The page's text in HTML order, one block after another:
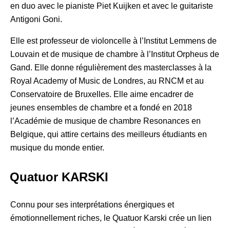
en duo avec le pianiste Piet Kuijken et avec le guitariste
Antigoni Goni.
Elle est professeur de violoncelle à l’Institut Lemmens de
Louvain et de musique de chambre à l’Institut Orpheus de
Gand. Elle donne régulièrement des masterclasses à la
Royal Academy of Music de Londres, au RNCM et au
Conservatoire de Bruxelles. Elle aime encadrer de
jeunes ensembles de chambre et a fondé en 2018
l’Académie de musique de chambre Resonances en
Belgique, qui attire certains des meilleurs étudiants en
musique du monde entier.
Quatuor KARSKI
Connu pour ses interprétations énergiques et
émotionnellement riches, le Quatuor Karski crée un lien